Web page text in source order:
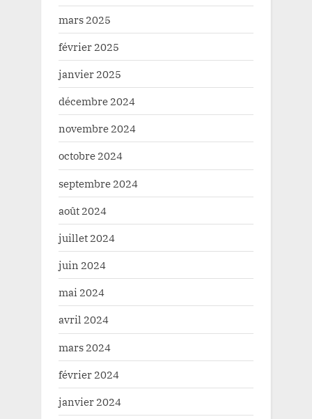
mars 2025
février 2025
janvier 2025
décembre 2024
novembre 2024
octobre 2024
septembre 2024
août 2024
juillet 2024
juin 2024
mai 2024
avril 2024
mars 2024
février 2024
janvier 2024